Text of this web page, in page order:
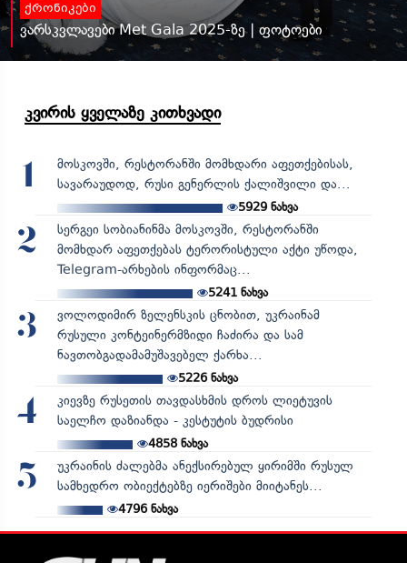
ქრონიკები
ვარსკვლავები Met Gala 2025-ზე | ფოტოები
კვირის ყველაზე კითხვადი
1
მოსკოვში, რესტორანში მომხდარი აფეთქებისას,
სავარაუდოდ, რუსი გენერლის ქალიშვილი და...
5929 ნახვა
2
სერგეი სობიანინმა მოსკოვში, რესტორანში
მომხდარ აფეთქებას ტერორისტული აქტი უწოდა,
Telegram-არხების ინფორმაც...
5241ნახვა
3
ვოლოდიმირ ზელენსკის ცნობით, უკრაინამ
რუსული კონტეინერმზიდი ჩაძირა და სამ
ნავთობგადამამუშავებელ ქარხა...
5226ნახვა
4
კიევზე რუსეთის თავდასხმის დროს ლიეტუვის
საელჩო დაზიანდა - კესტუტის ბუდრისი
4858ნახვა
5
უკრაინის ძალებმა ანექსირებულ ყირიმში რუსულ
სამხედრო ობიექტებზე იერიშები მიიტანეს...
4796ნახვა